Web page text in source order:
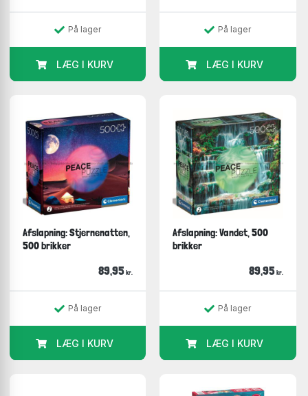
På lager
LÆG I KURV
På lager
LÆG I KURV
Afslapning: Stjernenatten,
500 brikker
89,95 kr.
På lager
LÆG I KURV
Afslapning: Vandet, 500
brikker
89,95 kr.
På lager
LÆG I KURV